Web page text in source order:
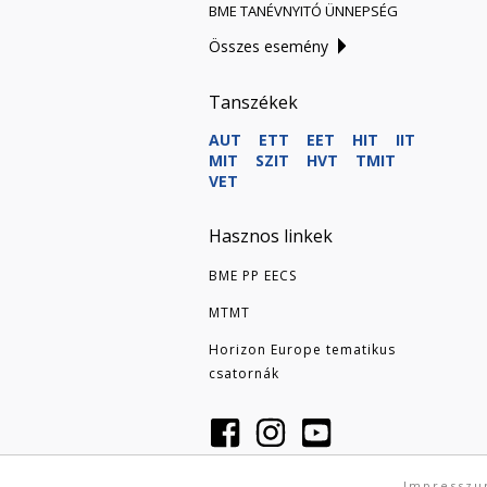
BME TANÉVNYITÓ ÜNNEPSÉG
Összes esemény
Tanszékek
AUT ETT EET HIT
IIT
MIT
SZIT HVT
TMIT
VET
Hasznos linkek
BME PP EECS
MTMT
Horizon Europe tematikus
csatornák